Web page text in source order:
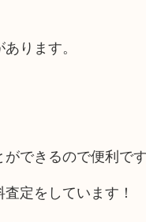
ります。
できるので便利です
定をしています！